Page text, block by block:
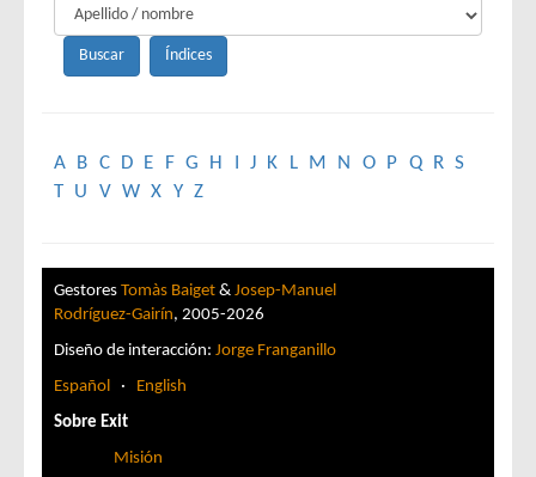
A B C D E F G H J K L M N O P Q R S
T U V W X Y Z
Gestores Tomàs Baiget & Josep-Manuel
Rodríguez-Gairín, 2005-2026
Diseño de interacción: Jorge Franganillo
Español · English
Sobre Exit
Misión